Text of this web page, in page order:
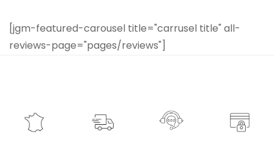
[jgm-featured-carousel title="carrusel title" all-
reviews-page="pages/reviews"]